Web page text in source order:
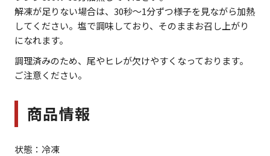
解凍が足りない場合は、30秒～1分ずつ様子を見ながら加熱
してください。塩で調味しており、そのままお召し上がり
になれます。
調理済みのため、尾やヒレが欠けやすくなっております。
ご注意ください。
商品情報
状態：冷凍